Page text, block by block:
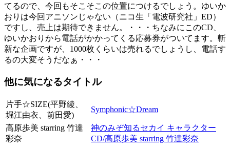
てるので、今回もそこそこの位置につけるでしょう。ゆいか
おりは今回アニソンじゃない（ニコ生「電波研究社」ED）
ですし、売上は期待できません。・・・ちなみにこのCD、
ゆいかおりから電話がかかってくる応募券がついてます。斬
新な企画ですが、1000枚くらいは売れるでしょうし、電話す
るの大変そうだなぁ・・・
他に気になるタイトル
片手☆SIZE(平野綾、
堀江由衣、前田愛)
Symphonic☆Dream
高原歩美 starring 竹達
彩奈
神のみぞ知るセカイ キャラクター
CD/高原歩美 starring 竹達彩奈